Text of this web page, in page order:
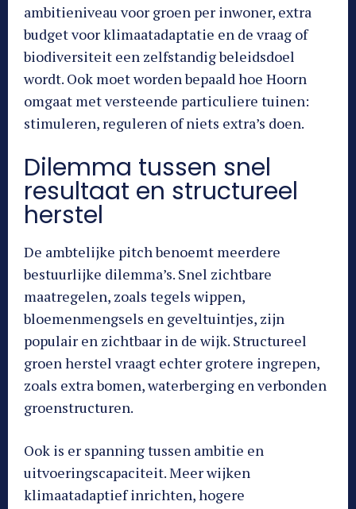
ambitieniveau voor groen per inwoner, extra
budget voor klimaatadaptatie en de vraag of
biodiversiteit een zelfstandig beleidsdoel
wordt. Ook moet worden bepaald hoe Hoorn
omgaat met versteende particuliere tuinen:
stimuleren, reguleren of niets extra’s doen.
Dilemma tussen snel
resultaat en structureel
herstel
De ambtelijke pitch benoemt meerdere
bestuurlijke dilemma’s. Snel zichtbare
maatregelen, zoals tegels wippen,
bloemenmengsels en geveltuintjes, zijn
populair en zichtbaar in de wijk. Structureel
groen herstel vraagt echter grotere ingrepen,
zoals extra bomen, waterberging en verbonden
groenstructuren.
Ook is er spanning tussen ambitie en
uitvoeringscapaciteit. Meer wijken
klimaatadaptief inrichten, hogere